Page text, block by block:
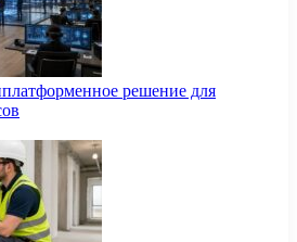
решение для